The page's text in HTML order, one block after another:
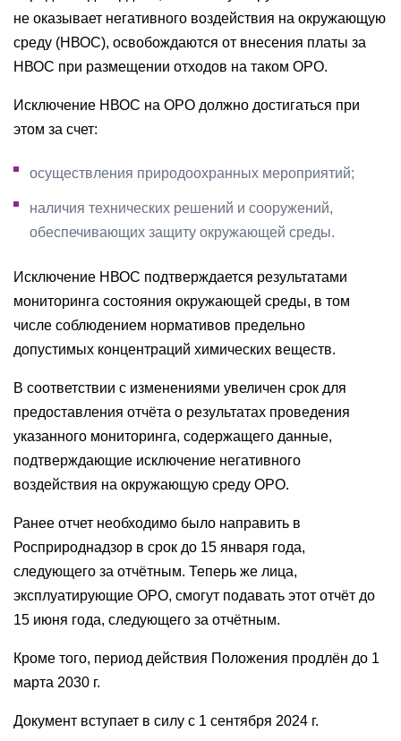
не оказывает негативного воздействия на окружающую
среду (НВОС), освобождаются от внесения платы за
НВОС при размещении отходов на таком ОРО.
Исключение НВОС на ОРО должно достигаться при
этом за счет:
осуществления природоохранных мероприятий;
наличия технических решений и сооружений,
обеспечивающих защиту окружающей среды.
Исключение НВОС подтверждается результатами
мониторинга состояния окружающей среды, в том
числе соблюдением нормативов предельно
допустимых концентраций химических веществ.
В соответствии с изменениями увеличен срок для
предоставления отчёта о результатах проведения
указанного мониторинга, содержащего данные,
подтверждающие исключение негативного
воздействия на окружающую среду ОРО.
Ранее отчет необходимо было направить в
Росприроднадзор в срок до 15 января года,
следующего за отчётным. Теперь же лица,
эксплуатирующие ОРО, смогут подавать этот отчёт до
15 июня года, следующего за отчётным.
Кроме того, период действия Положения продлён до 1
марта 2030 г.
Документ вступает в силу с 1 сентября 2024 г.